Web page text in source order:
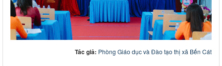
Tác giả: Phòng Giáo dục và Đào tạo thị xã Bến Cát